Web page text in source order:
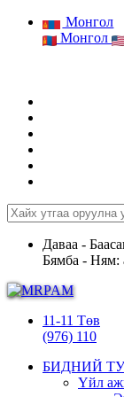
Монгол
Монгол
Даваа -
Бямба - Ням:
11-11 Төв
(976) 110
БИДНИЙ
Үйл